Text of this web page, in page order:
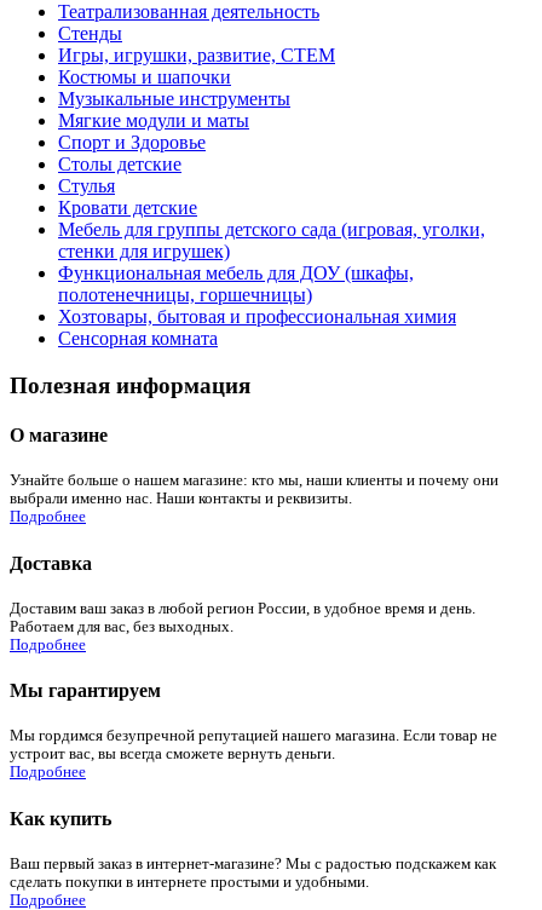
Театрализованная деятельность
Стенды
Игры, игрушки, развитие, СТЕМ
Костюмы и шапочки
Музыкальные инструменты
Мягкие модули и маты
Спорт и Здоровье
Столы детские
Стулья
Кровати детские
Мебель для группы детского сада (игровая, уголки,
стенки для игрушек)
Функциональная мебель для ДОУ (шкафы,
полотенечницы, горшечницы)
Хозтовары, бытовая и профессиональная химия
Сенсорная комната
Полезная информация
О магазине
Узнайте больше о нашем магазине: кто мы, наши клиенты и почему они
выбрали именно нас. Наши контакты и реквизиты.
Подробнее
Доставка
Доставим ваш заказ в любой регион России, в удобное время и день.
Работаем для вас, без выходных.
Подробнее
Мы гарантируем
Мы гордимся безупречной репутацией нашего магазина. Если товар не
устроит вас, вы всегда сможете вернуть деньги.
Подробнее
Как купить
Ваш первый заказ в интернет-магазине? Мы с радостью подскажем как
сделать покупки в интернете простыми и удобными.
Подробнее